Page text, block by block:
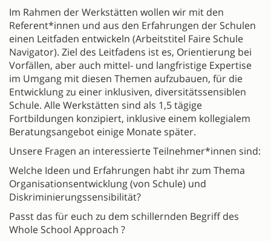
Im Rahmen der Werkstätten wollen wir mit den
Referent*innen und aus den Erfahrungen der Schulen
einen Leitfaden entwickeln (Arbeitstitel Faire Schule
Navigator). Ziel des Leitfadens ist es, Orientierung bei
Vorfällen, aber auch mittel- und langfristige Expertise
im Umgang mit diesen Themen aufzubauen, für die
Entwicklung zu einer inklusiven, diversitätssensiblen
Schule. Alle Werkstätten sind als 1,5 tägige
Fortbildungen konzipiert, inklusive einem kollegialem
Beratungsangebot einige Monate später.
Unsere Fragen an interessierte Teilnehmer*innen sind:
Welche Ideen und Erfahrungen habt ihr zum Thema
Organisationsentwicklung (von Schule) und
Diskriminierungssensibilität?
Passt das für euch zu dem schillernden Begriff des
Whole School Approach ?